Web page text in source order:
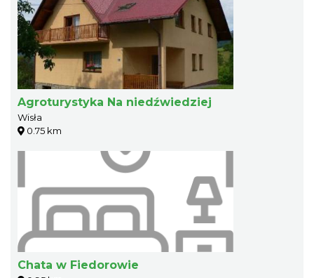
Agroturystyka Na niedźwiedziej
Wisła
0.75 km
Chata w Fiedorowie